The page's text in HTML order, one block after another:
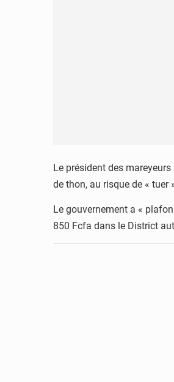
Le président des
de thon, au risque de « tuer
Le gouvernement a «
850 Fcfa dans le District